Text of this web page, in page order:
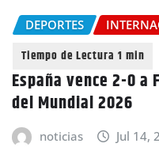
DEPORTES
España vence 2-0
del Mundial 2026
noticias Jul 14,